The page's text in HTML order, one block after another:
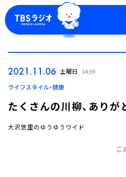
ログイン
2021.11.06 土曜日 14:39
ライフスタイル・健康
たくさんの川柳、ありが
大沢悠里のゆうゆうワイド
こ